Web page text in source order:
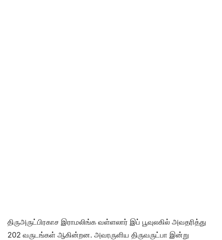
திருஅருட்பிரகாச இராமலிங்க வள்ளலார் இப் பூவுலகில் அவதரித்து
202 வருடங்கள் ஆகின்றன. அவரருளிய திருவருட்பா இன்று